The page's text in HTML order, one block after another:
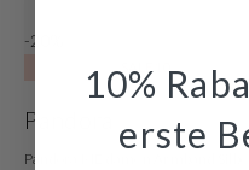
-20%
SALE10
Pandora
Pandora ME damen Armband Silber
10%
erste